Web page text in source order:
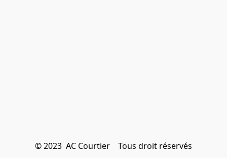
© 2023  AC Courtier    Tous droit réservés